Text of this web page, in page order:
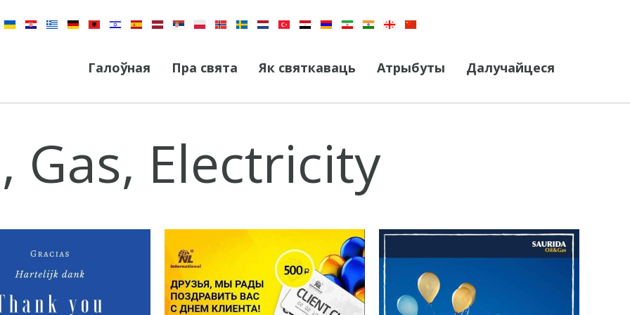
Галоўная Пра свята Як святкаваць Атрыбуты Далучайцеся
Gas, Electricity